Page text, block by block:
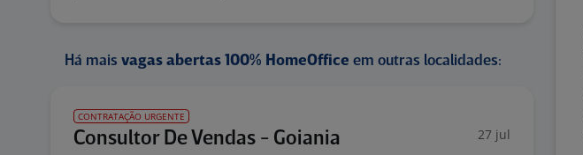
Há mais vagas abertas 100% HomeOffice em outras localidades:
CONTRATAÇÃO URGENTE
Consultor De Vendas - Goiania 27 jul